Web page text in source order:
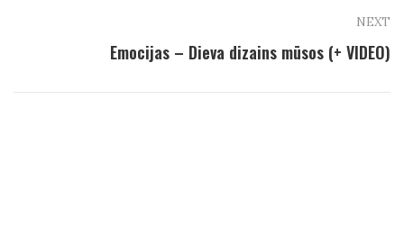
NEXT
Emocijas – Dieva dizains mūsos (+ VIDEO)